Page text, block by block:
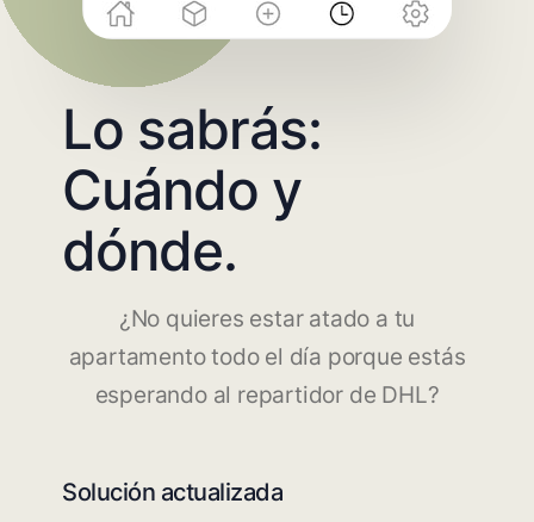
Lo sabrás:
Cuándo y
dónde.
¿No quieres estar atado a tu
apartamento todo el día porque estás
esperando al repartidor de DHL?
Solución actualizada